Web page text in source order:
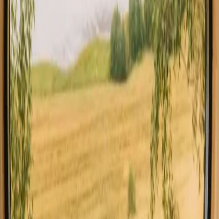
Andalusie
Verblijven dicht bij bos in Andalusie
Verblijven dicht bij wandelpaden in Andalusie
Verblijven met vismogelijkheden in Andalusie
Verblijven met wijnproeverij in Andalusie
Goed om te weten voordat u chalet-
verblijven boekt in Andalusie.
Bij het plannen van je verblijf is het handig om rekening te houden
met lokale vervoersmogelijkheden en de natuurregels. Zorg ervoor
dat je de juiste uitrusting meeneemt voor je gekozen activiteiten, en
overweeg lokaal geproduceerde producten te kopen voor een
authentieke ervaring. Verken de verborgen juweeltjes van de regio,
zoals kleine restaurants en markten voor een unieke smaak van
Andalusië.
Ervaar chalet-verblijven in Andalusie
het hele jaar
In elk seizoen biedt Andalusië unieke ervaringen. De lente komt met
bloeiende natuur en milde temperaturen, ideaal voor wandelen en
fietsen. Zomer brengt warmte en levendige buitenactiviteiten, terwijl